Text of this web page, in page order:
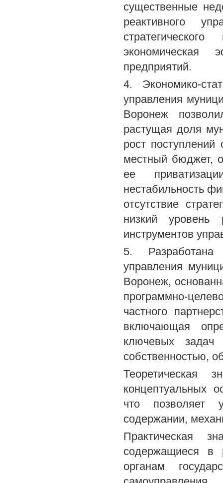
существенные
реактивного
экономическая
предприятий.
4. Экономико-
управления
Воронеж
растущая доля
рост поступлений
местный бюджет,
ее
нестабильность
отсутствие
низкий
инструментов
5. Разработана
управления
Воронеж,
программно-
частного
включающая
ключевых задач
собственностью,
Теоретическая
концептуальных
что позволяет
содержании,
Практическая
содержащиеся в
органам